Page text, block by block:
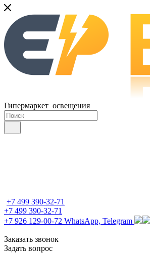
Гипермаркет освещения
+7 499 390-32-71
+7 499 390-32-71
+7 926 129-00-72 WhatsApp, Telegram
Заказать звонок
Задать вопрос